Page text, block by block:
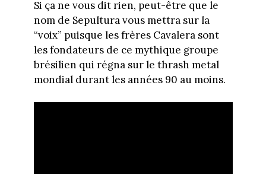
Si ça ne vous dit rien, peut-être que le
nom de Sepultura vous mettra sur la
“voix” puisque les frères Cavalera sont
les fondateurs de ce mythique groupe
brésilien qui régna sur le thrash metal
mondial durant les années 90 au moins.